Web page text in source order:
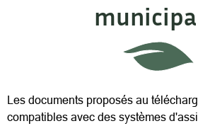
Les documents proposés au
compatibles avec des systèmes